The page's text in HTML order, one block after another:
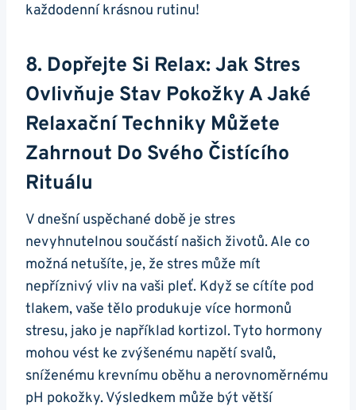
každodenní krásnou‍ rutinu!
8. Dopřejte ⁣si ‍relax: ​Jak Stres
Ovlivňuje Stav Pokožky⁣ A‍ Jaké
Relaxační Techniky​ Můžete
Zahrnout Do Svého ⁤čistícího ​
Rituálu
V dnešní⁣ uspěchané době je stres
nevyhnutelnou‍ součástí našich životů. ⁢Ale co
⁢možná netušíte, je, že stres ​může mít
nepříznivý vliv na vaši pleť. Když se cítíte pod​
tlakem, vaše‍ tělo‌ produkuje více hormonů
stresu,‍ jako je například kortizol.‍ Tyto hormony
mohou vést ke zvýšenému ⁣napětí svalů,
sníženému krevnímu oběhu a nerovnoměrnému
pH pokožky. Výsledkem‌ může být větší